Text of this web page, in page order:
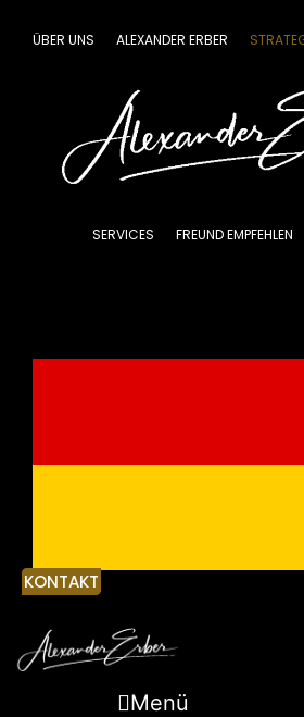
InhaltÜBER UNS ALEXANDER ERBER
SERVICES FREUND EMPFEHLEN
KONTAKT
Menü